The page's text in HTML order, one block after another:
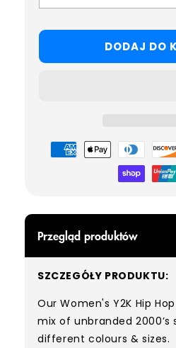
DODAJ DO
Metody
płatności
Przegląd produktów
SZCZEGÓŁY PRODUKTU:
Our Women's Y2K Hip
mix of unbranded 2000’s
different colours & sizes.